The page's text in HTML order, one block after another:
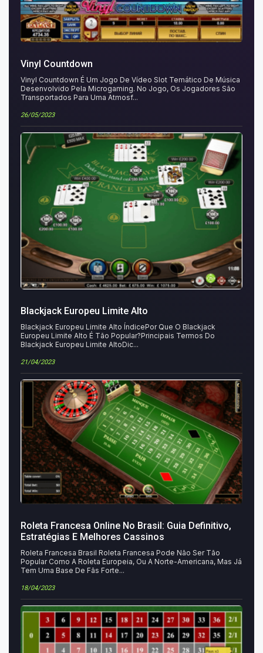
Vinyl Countdown
Vinyl Countdown É Um Jogo De Vídeo Slot Temático De Música
Desenvolvido Pela Microgaming. No Jogo, Os Jogadores São
Transportados Para Uma Atmosf...
26/05/2023
Blackjack Europeu Limite Alto
Blackjack Europeu Limite Alto ÍndicePor Que O Blackjack
Europeu Limite Alto É Tão Popular?Principais Termos Do
Blackjack Europeu Limite AltoDic...
21/04/2023
Roleta Francesa Online No Brasil: Guia Definitivo,
Estratégias E Melhores Cassinos
Roleta Francesa Brasil Roleta Francesa Pode Não Ser Tão
Popular Como A Roleta Europeia, Ou A Norte-Americana, Mas Já
Tem Uma Base De Fãs Forte...
18/04/2023